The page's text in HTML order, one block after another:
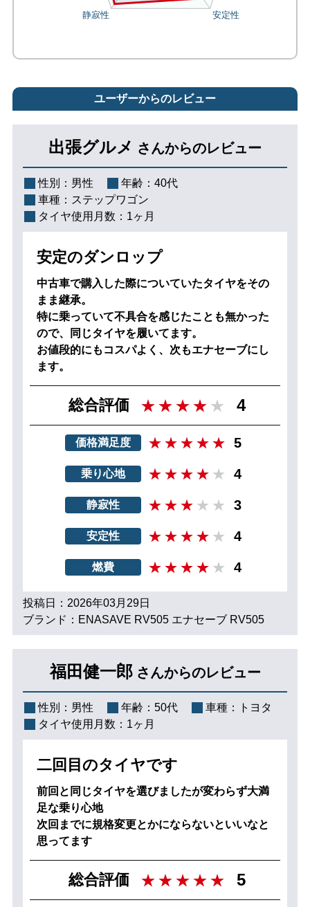
ユーザーからのレビュー
出張グルメ さんからのレビュー
性別： 男性 年齢： 40代
車種： ステップワゴン
タイヤ使用月数： 1ヶ月
安定のダンロップ
中古車で購入した際についていたタイヤをその
まま継承。
特に乗っていて不具合を感じたことも無かった
ので、同じタイヤを履いてます。
お値段的にもコスパよく、次もエナセーブにし
ます。
総合評価 4
価格満足度 5
乗り心地 4
静寂性 3
安定性 4
燃費 4
投稿日：2026年03月29日
ブランド：ENASAVE RV505 エナセーブ RV505
福田健一郎 さんからのレビュー
性別： 男性 年齢： 50代 車種：
トヨタ
タイヤ使用月数： 1ヶ月
二回目のタイヤです
前回と同じタイヤを選びましたが変わらず大満
足な乗り心地
次回までに規格変更とかにならないといいなと
思ってます
総合評価 5